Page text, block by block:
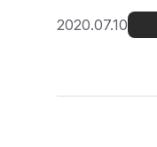
2020.07.10